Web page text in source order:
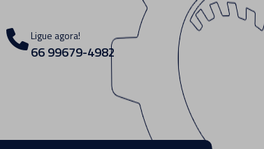
Ligue agora!
66 99679-4982